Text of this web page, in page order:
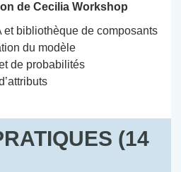
de Cecilia Workshop
et bibliothèque de composants
du modèle
de probabilités
(14